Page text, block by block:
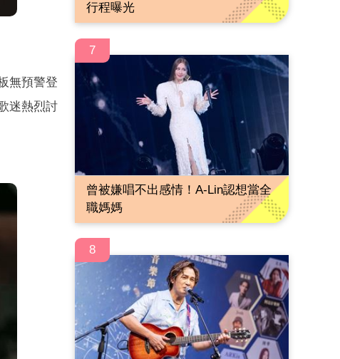
無預警登
迷熱烈討
行程曝光
7
曾被嫌唱不出感情！A-Lin認想當全
職媽媽
8